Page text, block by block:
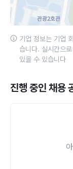
기업 정보는 기업
습니다. 실시간으
있을 수 있습니다
진행 중인 채용